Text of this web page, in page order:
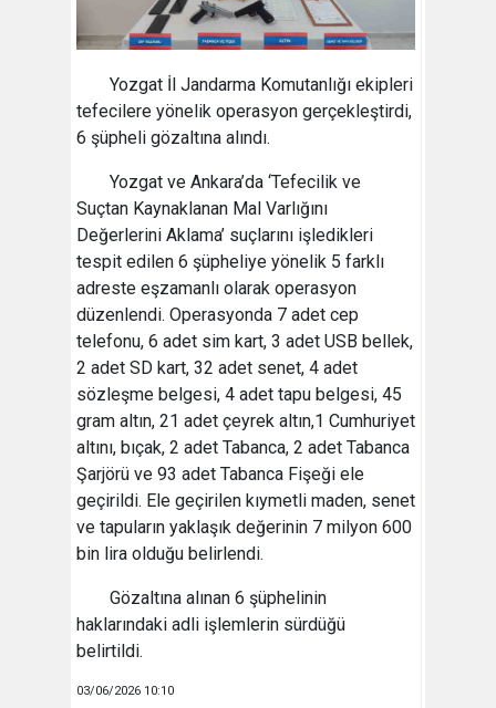
Yozgat İl Jandarma Komutanlığı ekipleri
tefecilere yönelik operasyon gerçekleştirdi,
6 şüpheli gözaltına alındı.
Yozgat ve Ankara’da ‘Tefecilik ve
Suçtan Kaynaklanan Mal Varlığını
Değerlerini Aklama’ suçlarını işledikleri
tespit edilen 6 şüpheliye yönelik 5 farklı
adreste eşzamanlı olarak operasyon
düzenlendi. Operasyonda 7 adet cep
telefonu, 6 adet sim kart, 3 adet USB bellek,
2 adet SD kart, 32 adet senet, 4 adet
sözleşme belgesi, 4 adet tapu belgesi, 45
gram altın, 21 adet çeyrek altın,1 Cumhuriyet
altını, bıçak, 2 adet Tabanca, 2 adet Tabanca
Şarjörü ve 93 adet Tabanca Fişeği ele
geçirildi. Ele geçirilen kıymetli maden, senet
ve tapuların yaklaşık değerinin 7 milyon 600
bin lira olduğu belirlendi.
Gözaltına alınan 6 şüphelinin
haklarındaki adli işlemlerin sürdüğü
belirtildi.
03/06/2026 10:10